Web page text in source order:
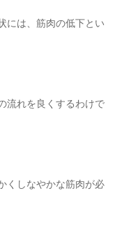
には、筋肉の低下とい
流れを良くするわけで
くしなやかな筋肉が必